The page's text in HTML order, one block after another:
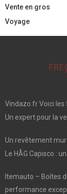
Vente en gros
Voyage
Vindazo.fr Voici les
Un expert pour la
Un revêtement
Le HÅG Capisco :
Itemauto – Boîtes
performance